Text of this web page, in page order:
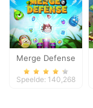
Merge Defense
Speelde: 140,268